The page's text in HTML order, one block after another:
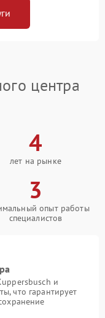
центра
4
лет на рынке
3
опыт работы
специалистов
и
что гарантирует